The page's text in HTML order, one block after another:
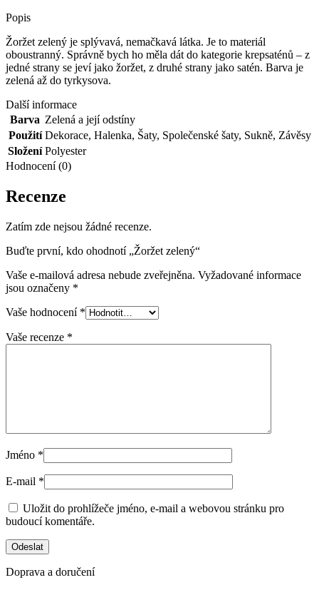
Popis
Žoržet zelený je splývavá, nemačkavá látka. Je to materiál
oboustranný. Správně bych ho měla dát do kategorie krepsaténů – z
jedné strany se jeví jako žoržet, z druhé strany jako satén. Barva je
zelená až do tyrkysova.
Další informace
Barva Zelená a její odstíny
Použití Dekorace, Halenka, Šaty, Společenské šaty, Sukně, Závěsy
Složení Polyester
Hodnocení (0)
Recenze
Zatím zde nejsou žádné recenze.
Buďte první, kdo ohodnotí „Žoržet zelený“
Vaše e-mailová adresa nebude zveřejněna. Vyžadované informace
jsou označeny *
Vaše hodnocení *
Vaše recenze *
Jméno *
E-mail *
Uložit do prohlížeče jméno, e-mail a webovou stránku pro
budoucí komentáře.
Doprava a doručení